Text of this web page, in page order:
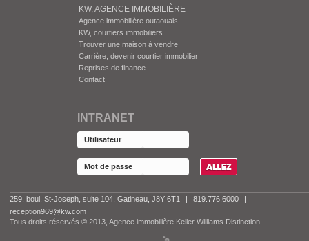
KW, AGENCE IMMOBILIÈRE
Agence immobilière outaouais
KW, courtiers immobiliers
Trouver une maison à vendre
Carrière, devenir courtier immobilier
Reprises de finance
Contact
INTRANET
259, boul. St-Joseph, suite 104, Gatineau, J8Y 6T1 | 819.776.6000
|
reception969@kw.com
Tous droits réservés © 2013, Agence immobilière Keller Williams Distinction